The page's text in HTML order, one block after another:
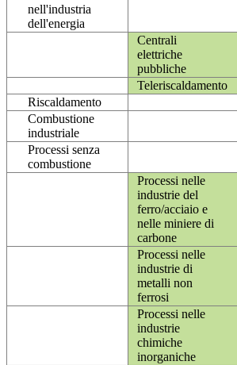
nell'industria
dell'energia
Centrali
elettriche
pubbliche
Teleriscaldamento
Riscaldamento
Combustione
industriale
Processi senza
combustione
Processi nelle
industrie del
ferro/acciaio e
nelle miniere di
carbone
Processi nelle
industrie di
metalli non
ferrosi
Processi nelle
industrie
chimiche
inorganiche